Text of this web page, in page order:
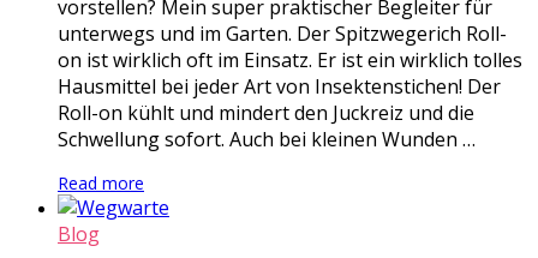
vorstellen? Mein super praktischer Begleiter für
unterwegs und im Garten. Der Spitzwegerich Roll-
on ist wirklich oft im Einsatz. Er ist ein wirklich tolles
Hausmittel bei jeder Art von Insektenstichen! Der
Roll-on kühlt und mindert den Juckreiz und die
Schwellung sofort. Auch bei kleinen Wunden …
Read more
Blog